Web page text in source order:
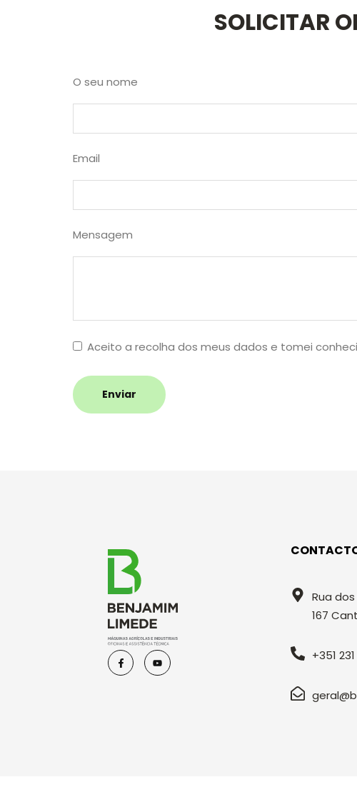
SOLICITAR
O seu nome
Email
Mensagem
Aceito a recolha dos meus dados e tomei
Enviar
Rua
167
+351